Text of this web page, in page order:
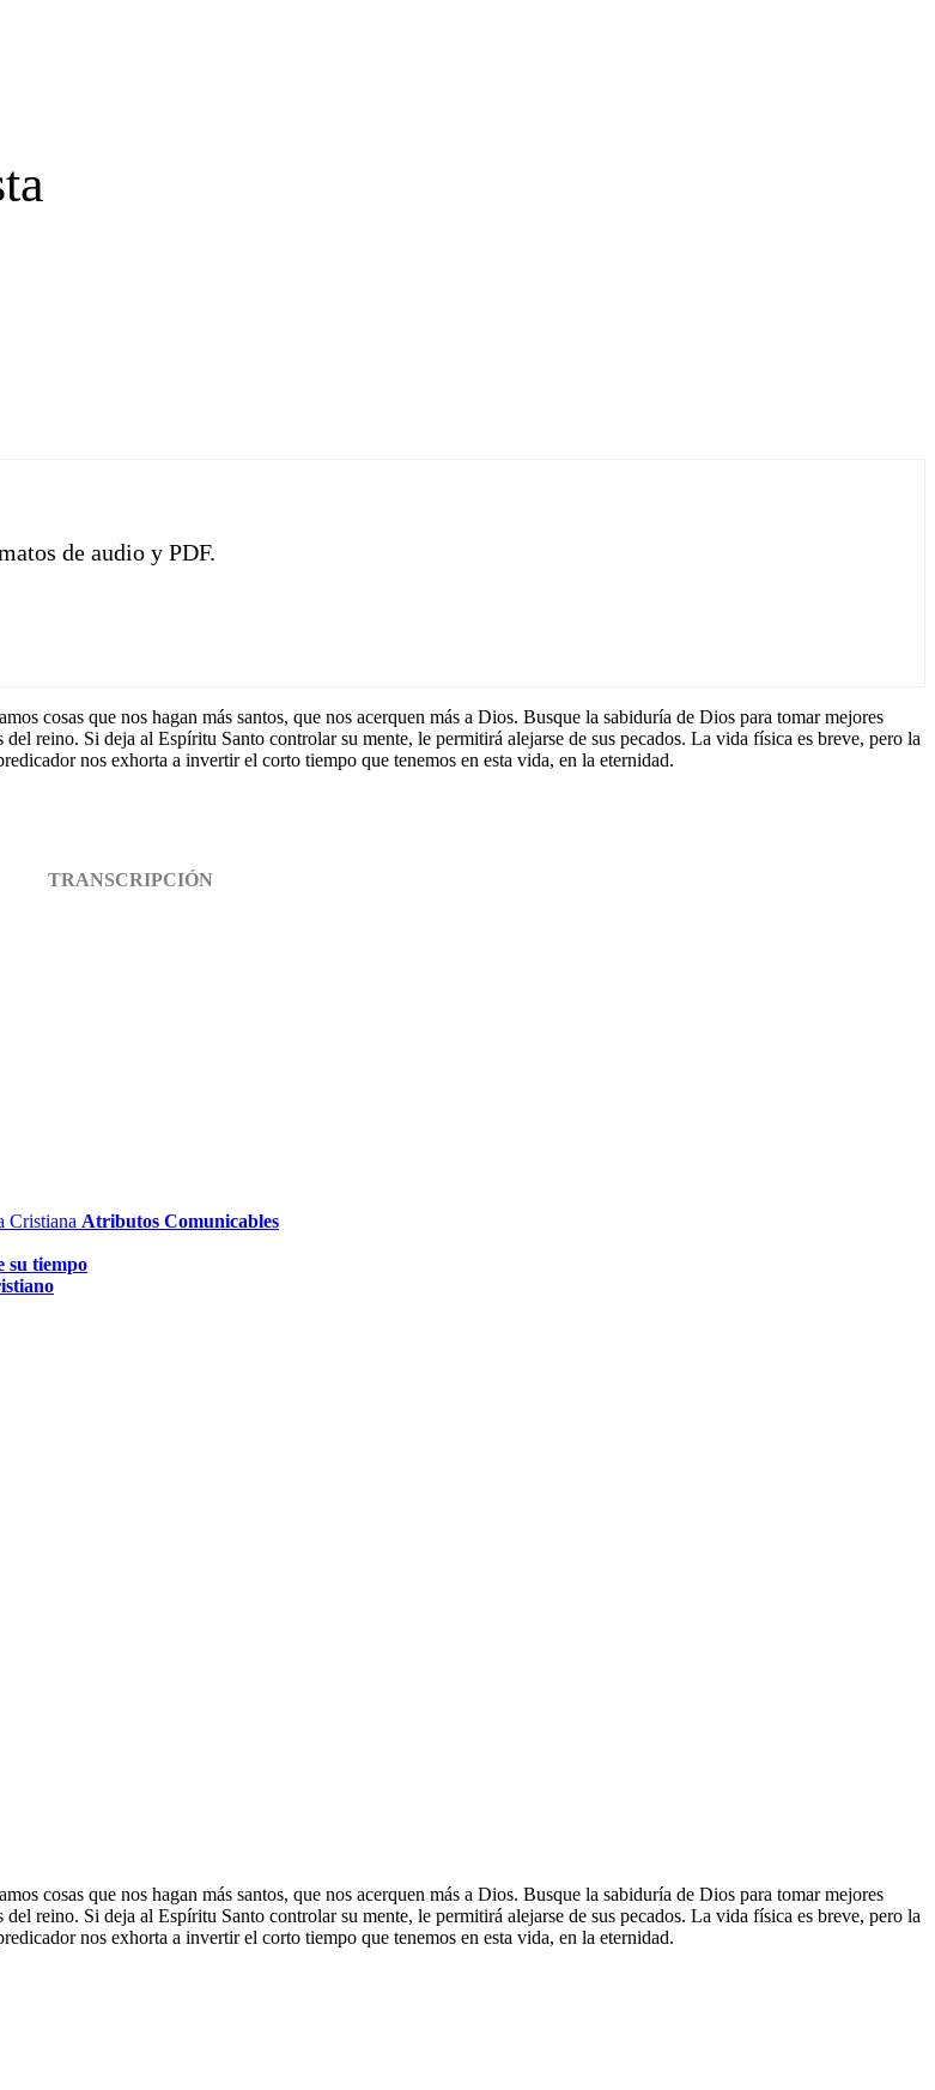
de audio y PDF.
cosas que nos hagan más santos, que nos acerquen más a Dios. Busque la sabiduría de Dios para tomar mejores
reino. Si deja al Espíritu Santo controlar su mente, le permitirá alejarse de sus pecados. La vida física es breve, pero la
nos exhorta a invertir el corto tiempo que tenemos en esta vida, en la eternidad.
TRANSCRIPCIÓN
Atributos Comunicables
su tiempo
cosas que nos hagan más santos, que nos acerquen más a Dios. Busque la sabiduría de Dios para tomar mejores
reino. Si deja al Espíritu Santo controlar su mente, le permitirá alejarse de sus pecados. La vida física es breve, pero la
nos exhorta a invertir el corto tiempo que tenemos en esta vida, en la eternidad.